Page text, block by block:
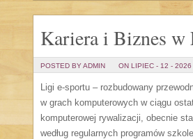
Kariera i Biznes w
POSTED BY ADMIN ON LIPIEC - 12 - 2026
Ligi e-sportu – rozbudowany
w grach komputerowych w ciągu
komputerowej rywalizacji, obecnie
według regularnych programów